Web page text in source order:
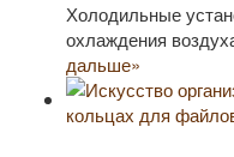
Холодильные
охлаждения
дальше»